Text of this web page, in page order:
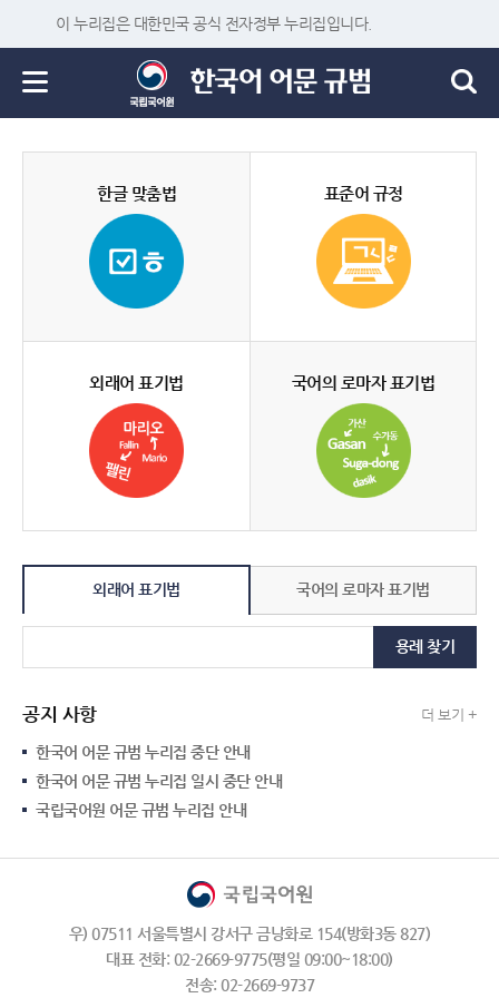
이 누리집은 대한민국 공식 전자정부 누리집입니다.
한글 맞춤법 표준어 규정
외래어 표기법 국어의 로마자 표기법
외래어 표기법 국어의 로마자 표기법
용례 찾기
공지 사항 더 보기 +
한국어 어문 규범 누리집 중단 안내
한국어 어문 규범 누리집 일시 중단 안내
국립국어원 어문 규범 누리집 안내
우) 07511 서울특별시 강서구 금낭화로 154(방화3동 827)
대표 전화: 02-2669-9775(평일 09:00~18:00)
전송: 02-2669-9737